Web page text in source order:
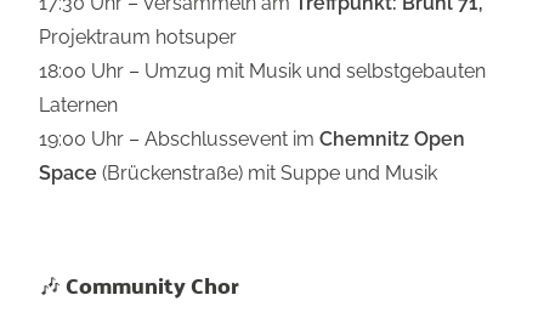
Projektraum hotsuper
18:00 Uhr – Umzug mit Musik und selbstgebauten
Laternen
19:00 Uhr – Abschlussevent imChemnitz Open
Space (Brückenstraße) mit Suppe und Musik
🎶Community Chor